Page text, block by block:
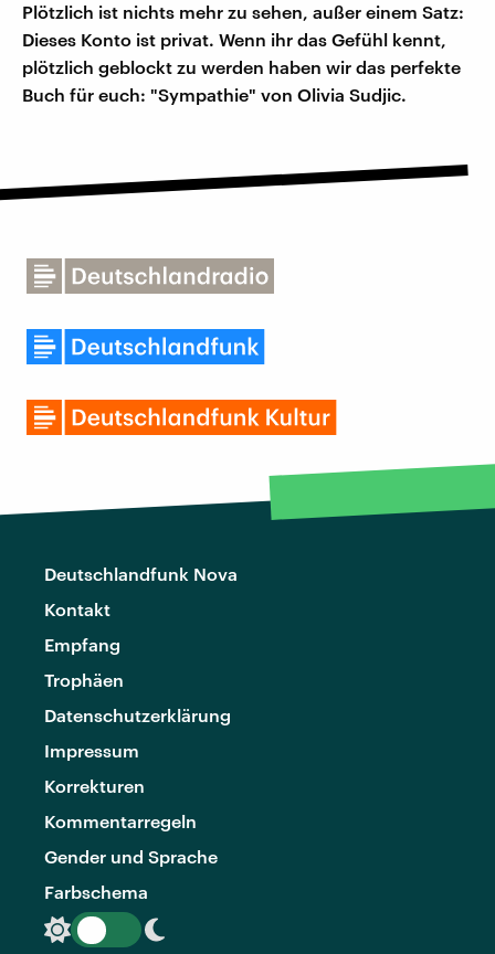
Plötzlich ist nichts mehr zu sehen, außer einem Satz:
Dieses Konto ist privat. Wenn ihr das Gefühl kennt,
plötzlich geblockt zu werden haben wir das perfekte
Buch für euch: "Sympathie" von Olivia Sudjic.
Deutschlandfunk Nova
Kontakt
Empfang
Trophäen
Datenschutzerklärung
Impressum
Korrekturen
Kommentarregeln
Gender und Sprache
Farbschema